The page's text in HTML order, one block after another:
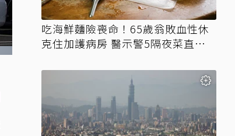
吃海鮮麵險喪命！65歲翁敗血性休
克住加護病房 醫示警5隔夜菜直接